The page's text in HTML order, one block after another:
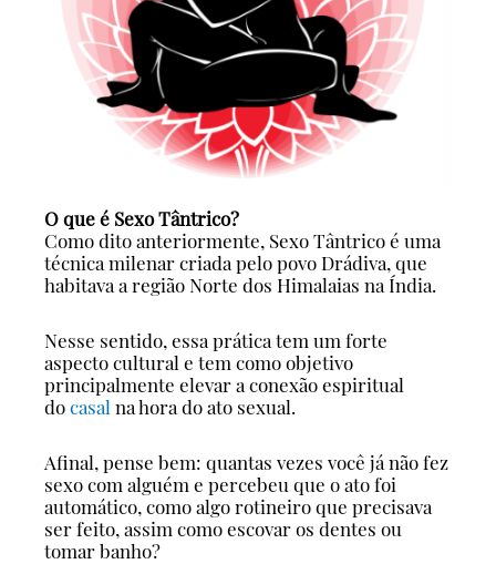
O que é Sexo Tântrico?
Como dito anteriormente, Sexo Tântrico é uma
técnica milenar criada pelo povo Drádiva, que
habitava a região Norte dos Himalaias na Índia.
Nesse sentido, essa prática tem um forte
aspecto cultural e tem como objetivo
principalmente elevar a conexão espiritual
docasal na hora do ato sexual.
Afinal, pense bem: quantas vezes você já não fez
sexo com alguém e percebeu que o ato foi
automático, como algo rotineiro que precisava
ser feito, assim como escovar os dentes ou
tomar banho?